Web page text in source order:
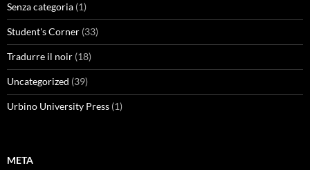
Senza categoria (1)
Student's Corner (33)
Tradurre il noir (18)
Uncategorized (39)
Urbino University Press (1)
META